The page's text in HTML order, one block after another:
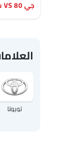
جي 80 VS سي تي 5
تويوتا